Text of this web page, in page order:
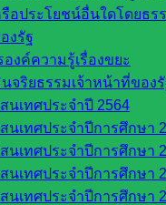
อประโยชน์อื่นใดโดยธรร
งรัฐ
องค์ความรู้เรื่องขยะ
นจริยธรรมเจ้าหน้าที่ของ
นเทศประจำปี 2564
นเทศประจำปีการศึกษา
นเทศประจำปีการศึกษา
นเทศประจำปีการศึกษา
นเทศประจำปีการศึกษา